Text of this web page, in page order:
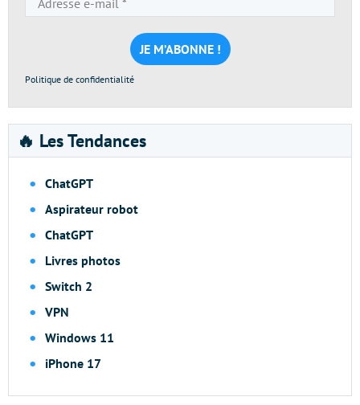
e-
mail
*
Politique de confidentialité
🔥 Les Tendances
ChatGPT
Aspirateur robot
ChatGPT
Livres photos
Switch 2
VPN
Windows 11
iPhone 17